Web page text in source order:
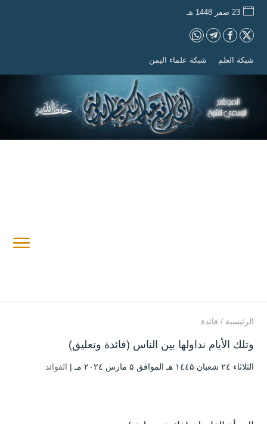
23 صفر 1448 هـ
شبكة العلم شبكة علماء اليمن
الرئيسية / فائدة
وتلك الأيام نداولها بين الناس (فائدة وتعليق)
الثلاثاء ۲٤ شعبان ۱٤٤۵ هـ الموافق ۵ مارس ۲۰۲٤ مـ | الفوائد